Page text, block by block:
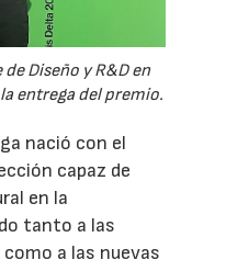
Diseño y R&D en
entrega del premio.
nació con el
capaz de
en la
tanto a las
a las nuevas